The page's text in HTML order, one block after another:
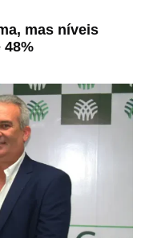
mas níveis